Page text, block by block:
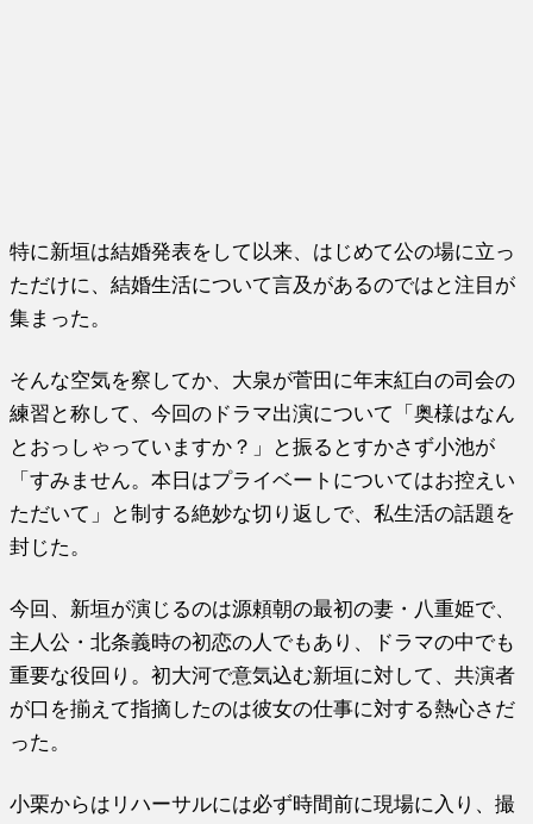
特に新垣は結婚発表をして以来、はじめて公の場に立っ
ただけに、結婚生活について言及があるのではと注目が
集まった。
そんな空気を察してか、大泉が菅田に年末紅白の司会の
練習と称して、今回のドラマ出演について「奥様はなん
とおっしゃっていますか？」と振るとすかさず小池が
「すみません。本日はプライベートについてはお控えい
ただいて」と制する絶妙な切り返しで、私生活の話題を
封じた。
今回、新垣が演じるのは源頼朝の最初の妻・八重姫で、
主人公・北条義時の初恋の人でもあり、ドラマの中でも
重要な役回り。初大河で意気込む新垣に対して、共演者
が口を揃えて指摘したのは彼女の仕事に対する熱心さだ
った。
小栗からはリハーサルには必ず時間前に現場に入り、撮